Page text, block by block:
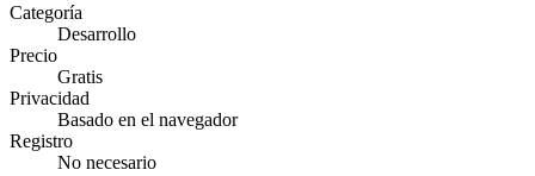
Categoría
Desarrollo
Precio
Gratis
Privacidad
Basado en el navegador
Registro
No necesario